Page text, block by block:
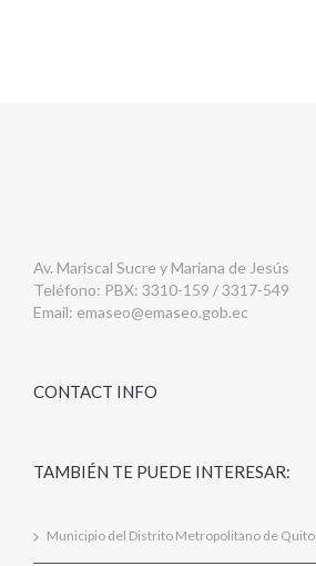
Av. Mariscal Sucre y Mariana de Jesús
Teléfono: PBX: 3310-159 / 3317-549
Email: emaseo@emaseo.gob.ec
CONTACT INFO
TAMBIÉN TE PUEDE INTERESAR:
Municipio del Distrito Metropolitano de Quito